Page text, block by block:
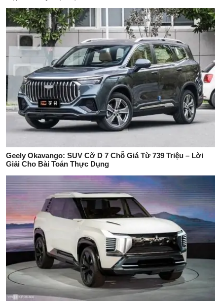
Geely Okavango: SUV Cỡ D 7 Chỗ Giá Từ 739 Triệu – Lời
Giải Cho Bài Toán Thực Dụng